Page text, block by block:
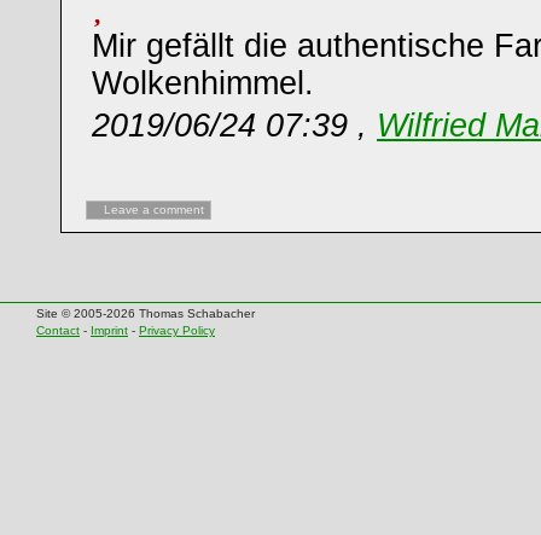
Mir gefällt die authentische
Wolkenhimmel.
2019/06/24 07:39 , Wilfried
Leave a comment
Site © 2005-2026 Thomas Schabacher
Contact - Imprint - Privacy Policy